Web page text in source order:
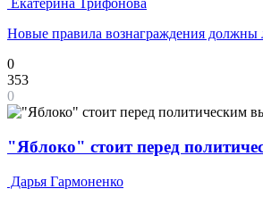
Екатерина Трифонова
Новые правила вознаграждения должны
0
353
0
"Яблоко" стоит перед
Дарья Гармоненко